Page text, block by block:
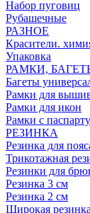
Набор пуговиц
Рубашечные
РАЗНОЕ
Красители.
Упаковка
РАМКИ,
Багеты
Рамки для
Рамки для икон
Рамки с паспарту
РЕЗИНКА
Резинка для
Трикотажная
Резинки для
Резинка 3 см
Резинка 2 см
Широкая резинка